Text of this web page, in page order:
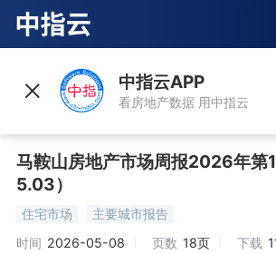
中指云APP
看房地产数据 用中指云
马鞍山房地产市场周报2026年
5.03）
住宅市场
主要城市报告
时间 2026-05-08 页数 18页 下载